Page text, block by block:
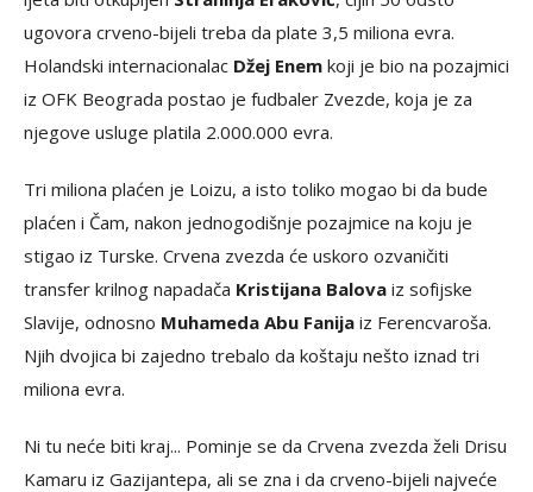
ugovora crveno-bijeli treba da plate 3,5 miliona evra.
Holandski internacionalac Džej Enem koji je bio na pozajmici
iz OFK Beograda postao je fudbaler Zvezde, koja je za
njegove usluge platila 2.000.000 evra.
Tri miliona plaćen je Loizu, a isto toliko mogao bi da bude
plaćen i Čam, nakon jednogodišnje pozajmice na koju je
stigao iz Turske. Crvena zvezda će uskoro ozvaničiti
transfer krilnog napadača Kristijana Balova iz sofijske
Slavije, odnosno Muhameda Abu Fanija iz Ferencvaroša.
Njih dvojica bi zajedno trebalo da koštaju nešto iznad tri
miliona evra.
Ni tu neće biti kraj... Pominje se da Crvena zvezda želi Drisu
Kamaru iz Gazijantepa, ali se zna i da crveno-bijeli najveće